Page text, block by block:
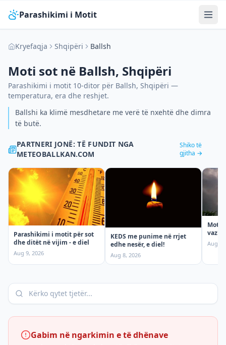
Parashikimi i Motit
Kryefaqja Shqipëri Ballsh
Moti sot në Ballsh, Shqipëri
Parashikimi i motit 10-ditor për Ballsh, Shqipëri —
temperatura, era dhe reshjet.
Ballshi ka klimë mesdhetare me verë të nxehtë dhe dimra
të butë.
PARTNERI JONË: TË FUNDIT NGA
METEOBALLKAN.COM
Shiko të
gjitha →
Parashikimi i motit për sot
dhe ditët në vijim - e diel
Aug 9, 2026
KEDS me punime në rrjet
edhe nesër, e diel!
Aug 8, 2026
Moti
Aug 8,
Gabim në ngarkimin e të dhënave